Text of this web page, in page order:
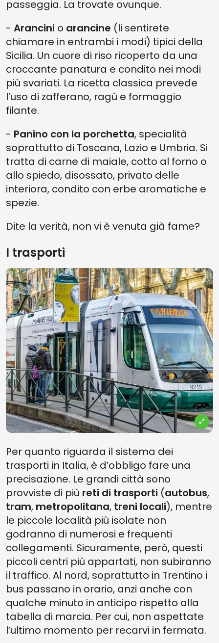
passeggia. La trovate ovunque.
- Arancini o arancine (li sentirete
chiamare in entrambi i modi) tipici della
Sicilia. Un cuore di riso ricoperto da una
croccante panatura e condito nei modi
più svariati. La ricetta classica prevede
l’uso di zafferano, ragù e formaggio
filante.
- Panino con la porchetta, specialità
soprattutto di Toscana, Lazio e Umbria. Si
tratta di carne di maiale, cotto al forno o
allo spiedo, disossato, privato delle
interiora, condito con erbe aromatiche e
spezie.
Dite la verità, non vi è venuta già fame?
I trasporti
Per quanto riguarda il sistema dei
trasporti in Italia, è d’obbligo fare una
precisazione. Le grandi città sono
provviste di più reti di trasporti (autobus,
tram, metropolitana, treni locali), mentre
le piccole località più isolate non
godranno di numerosi e frequenti
collegamenti. Sicuramente, però, questi
piccoli centri più appartati, non subiranno
il traffico. Al nord, soprattutto in Trentino i
bus passano in orario, anzi anche con
qualche minuto in anticipo rispetto alla
tabella di marcia. Per cui, non aspettate
l’ultimo momento per recarvi in fermata.